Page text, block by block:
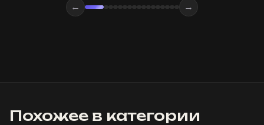
← →
Похожее в категории